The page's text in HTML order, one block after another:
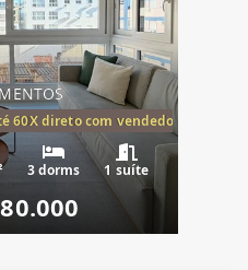
60X direto com vendedor
3 dorms 1 suíte